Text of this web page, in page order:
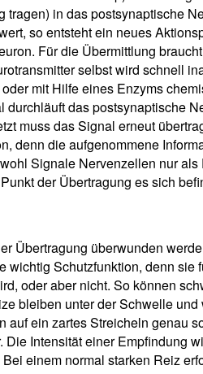
tragen) in das postsynaptische
so entsteht ein neues
Für die Übermittlung
selbst wird schnell
mit Hilfe eines Enzyms
durchläuft das postsynaptische
muss das Signal erneut
denn die aufgenommene
Signale Nervenzellen nur
der Übertragung es sich
Übertragung überwunden
wichtig Schutzfunktion, denn sie
oder aber nicht. So können
bleiben unter der Schwelle
auf ein zartes Streicheln genau
Die Intensität einer Empfindung
einem normal starken Reiz